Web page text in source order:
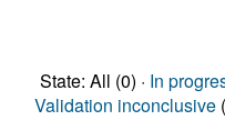
State: All (0) · In
Validation inconclusive